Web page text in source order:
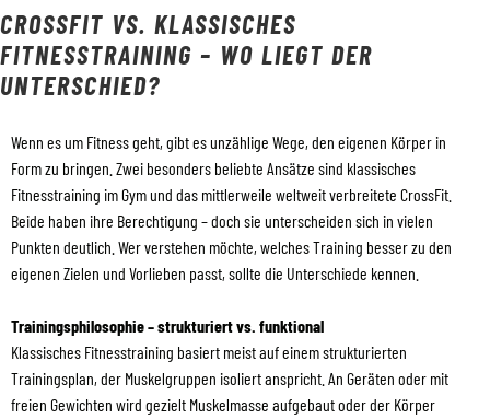
CROSSFIT VS. KLASSISCHES
FITNESSTRAINING – WO LIEGT DER
UNTERSCHIED?
Wenn es um Fitness geht, gibt es unzählige Wege, den eigenen Körper in
Form zu bringen. Zwei besonders beliebte Ansätze sind klassisches
Fitnesstraining im Gym und das mittlerweile weltweit verbreitete CrossFit.
Beide haben ihre Berechtigung – doch sie unterscheiden sich in vielen
Punkten deutlich. Wer verstehen möchte, welches Training besser zu den
eigenen Zielen und Vorlieben passt, sollte die Unterschiede kennen.
Trainingsphilosophie – strukturiert vs. funktional
Klassisches Fitnesstraining basiert meist auf einem strukturierten
Trainingsplan, der Muskelgruppen isoliert anspricht. An Geräten oder mit
freien Gewichten wird gezielt Muskelmasse aufgebaut oder der Körper